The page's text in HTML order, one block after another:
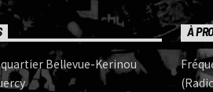
quartier Bellevue-Kerinou
À